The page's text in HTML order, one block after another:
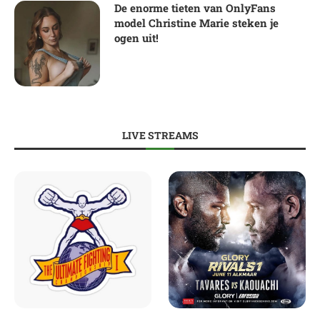
De enorme tieten van OnlyFans
model Christine Marie steken je
ogen uit!
LIVE STREAMS